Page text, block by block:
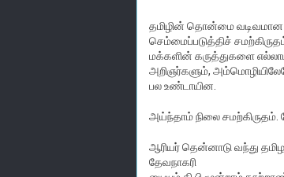
தமிழின் தொன்மை வடிவமான
செம்மைப்படுத்திச்
மக்களின் கருத்துகளை
அறிஞர்களும்,
பல உண்டாயின.
அய்ந்தாம் நிலை
ஆரியர் தென்னாடு வந்து
தேவநாகரி